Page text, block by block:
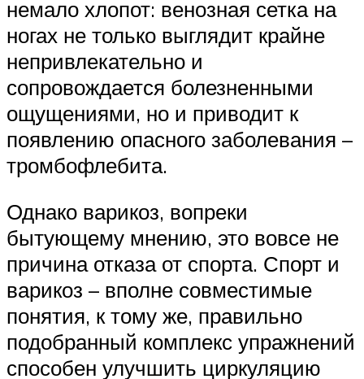
немало хлопот: венозная сетка на
ногах не только выглядит крайне
непривлекательно и
сопровождается болезненными
ощущениями, но и приводит к
появлению опасного заболевания –
тромбофлебита.
Однако варикоз, вопреки
бытующему мнению, это вовсе не
причина отказа от спорта. Спорт и
варикоз – вполне совместимые
понятия, к тому же, правильно
подобранный комплекс упражнений
способен улучшить циркуляцию